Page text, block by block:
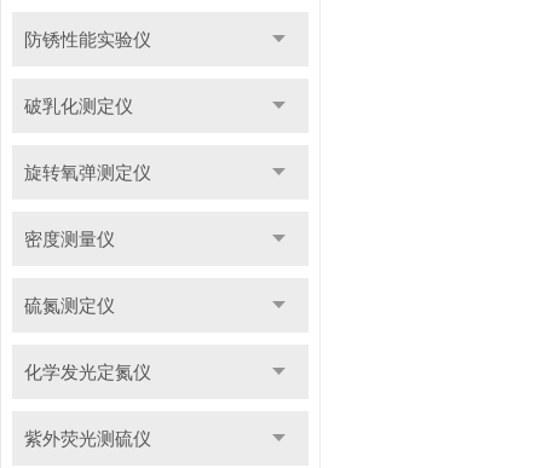
防锈性能实验仪
破乳化测定仪
旋转氧弹测定仪
密度测量仪
硫氮测定仪
化学发光定氮仪
紫外荧光测硫仪